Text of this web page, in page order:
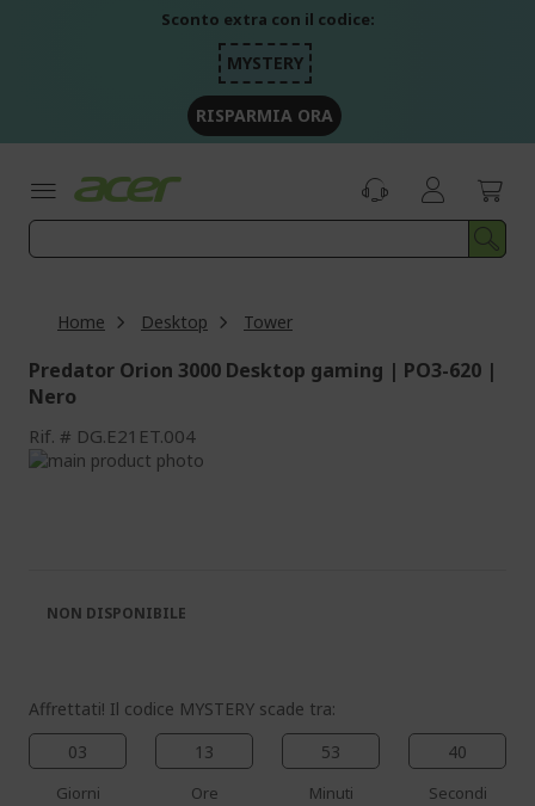
Sconto extra con il codice:
MYSTERY
RISPARMIA ORA
Home Desktop Tower
Predator Orion 3000 Desktop gaming | PO3-620 |
Nero
Rif. DG.E21ET.004
Vai
immagini
immagini
Affrettati! Il codice MYSTERY scade tra:
03
Giorni
13
Ore
53
Minuti
38
Secondi
NON DISPONIBILE